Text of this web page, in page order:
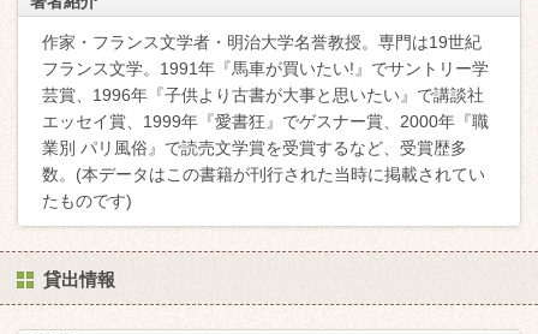
作家・フランス文学者・明治大学名誉教授。専門は19世紀
フランス文学。1991年『馬車が買いたい!』でサントリー学
芸賞、1996年『子供より古書が大事と思いたい』で講談社
エッセイ賞、1999年『愛書狂』でゲスナー賞、2000年『職
業別 パリ風俗』で読売文学賞を受賞するなど、受賞歴多
数。(本データはこの書籍が刊行された当時に掲載されてい
たものです)
貸出情報